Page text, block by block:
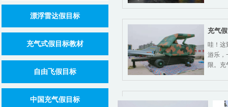
充气
哇！这
游乐，
限。
军事
漂浮雷达假目标
充气式假目标教材
自由飞假目标
中国充气假目标